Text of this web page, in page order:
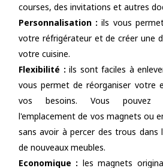
courses, des invitations et autres
Personnalisation : ils vous
votre réfrigérateur et de créer une
votre cuisine.
Flexibilité : ils sont faciles à
vous permet de réorganiser votre
vos besoins. Vous pouvez
l'emplacement de vos magnets ou
sans avoir à percer des trous
de nouveaux meubles.
Economique : les magnets